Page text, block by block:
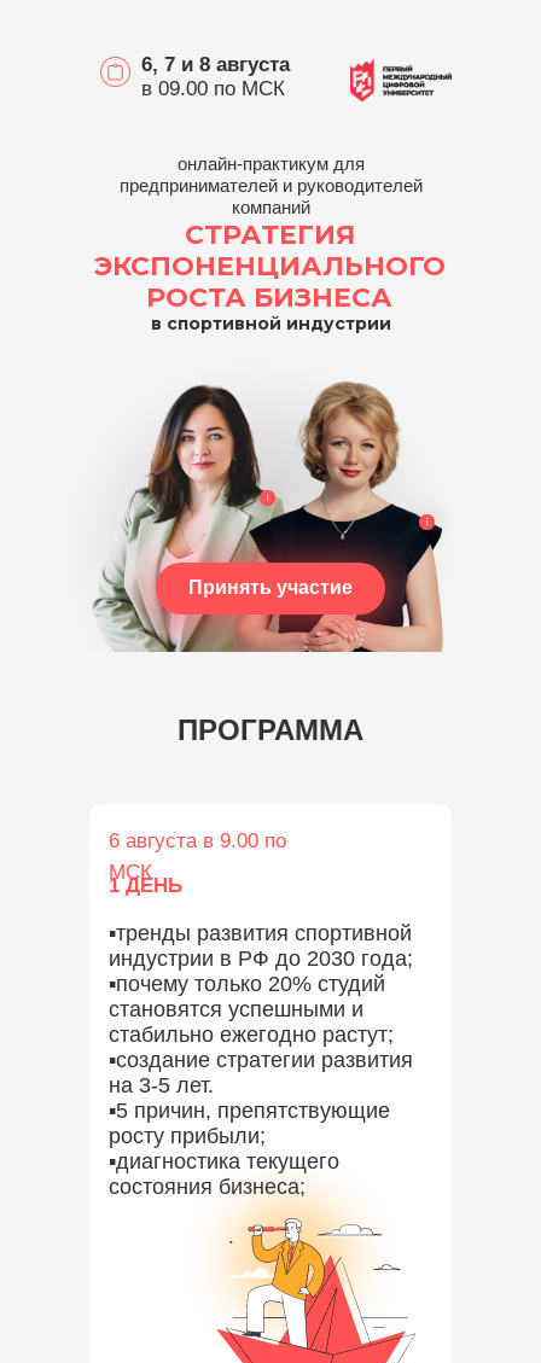
СТРАТЕГИЯ
ЭКСПОНЕНЦИАЛЬНОГО
РОСТА БИЗНЕСА
Принять участие
в спортивной индустрии
6, 7 и 8 августа
в 09.00 по МСК
онлайн-практикум для
предпринимателей и руководителей
компаний
ПРОГРАММА
▪️тренды развития спортивной
индустрии в РФ до 2030 года;
▪️почему только 20% студий
становятся успешными и
стабильно ежегодно растут;
▪️создание стратегии развития
на 3-5 лет.
▪️5 причин, препятствующие
росту прибыли;
▪️диагностика текущего
состояния бизнеса;
1 ДЕНЬ
6 августа в 9.00 по
МСК